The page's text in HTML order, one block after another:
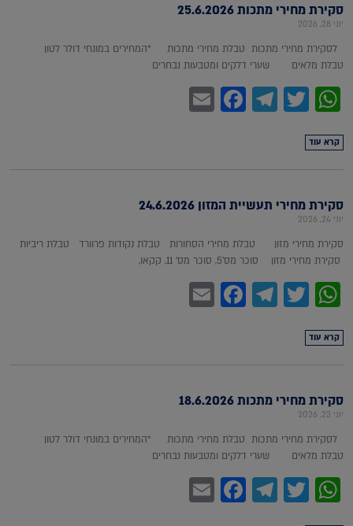
סקירת מחירי מתכות 25.6.2026
יוני 28, 2026
לסקירת מחירי מתכות טבלת מחירי מתכות *המחירים במונחי דולר לטון
טבלת מלאים שערי דלקים ומטבעות נבחרים
WhatsApp
Twitter
Telegram
Facebook
קרא עוד
סקירת מחירי תעשיית המזון 24.6.2026
יוני 24, 2026
סקירת מחירי מזון טבלת מחירי הסחורות טבלת נקודות פרוורד טבלת ריביות
סקירת מחירי מזון סוכר מס'5, סוכר מס' 11, קקאו,
WhatsApp
Twitter
Telegram
Facebook
קרא עוד
סקירת מחירי מתכות 18.6.2026
יוני 23, 2026
לסקירת מחירי מתכות טבלת מחירי מתכות *המחירים במונחי דולר לטון
טבלת מלאים שערי דלקים ומטבעות נבחרים
WhatsApp
Twitter
Telegram
Facebook